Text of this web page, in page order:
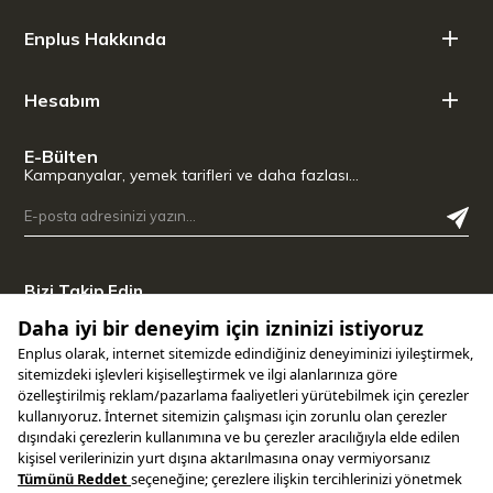
Isı Dayanımı: 200°C
Temizlik: Bulaşık makinesinde yıkanabilir
Enplus Hakkında
Hesabım
E-Bülten
Kampanyalar, yemek tarifleri ve daha fazlası…
Bizi Takip Edin
Uygulamamızı İndirin